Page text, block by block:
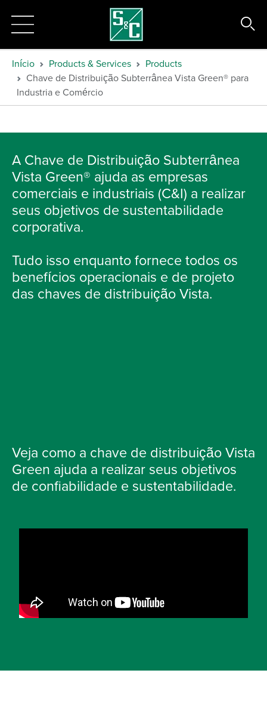
Início Products & Services
Products
Chave de Distribuição Subterrânea Vista Green® para
Industria e Comércio
A Chave de Distribuição Subterrânea
Vista Green® ajuda as empresas
comerciais e industriais (C&I) a realizar
seus objetivos de sustentabilidade
corporativa.
Tudo isso enquanto fornece todos os
benefícios operacionais e de projeto
das chaves de distribuição Vista.
Veja como a chave de distribuição Vista
Green ajuda a realizar seus objetivos
de confiabilidade e sustentabilidade.